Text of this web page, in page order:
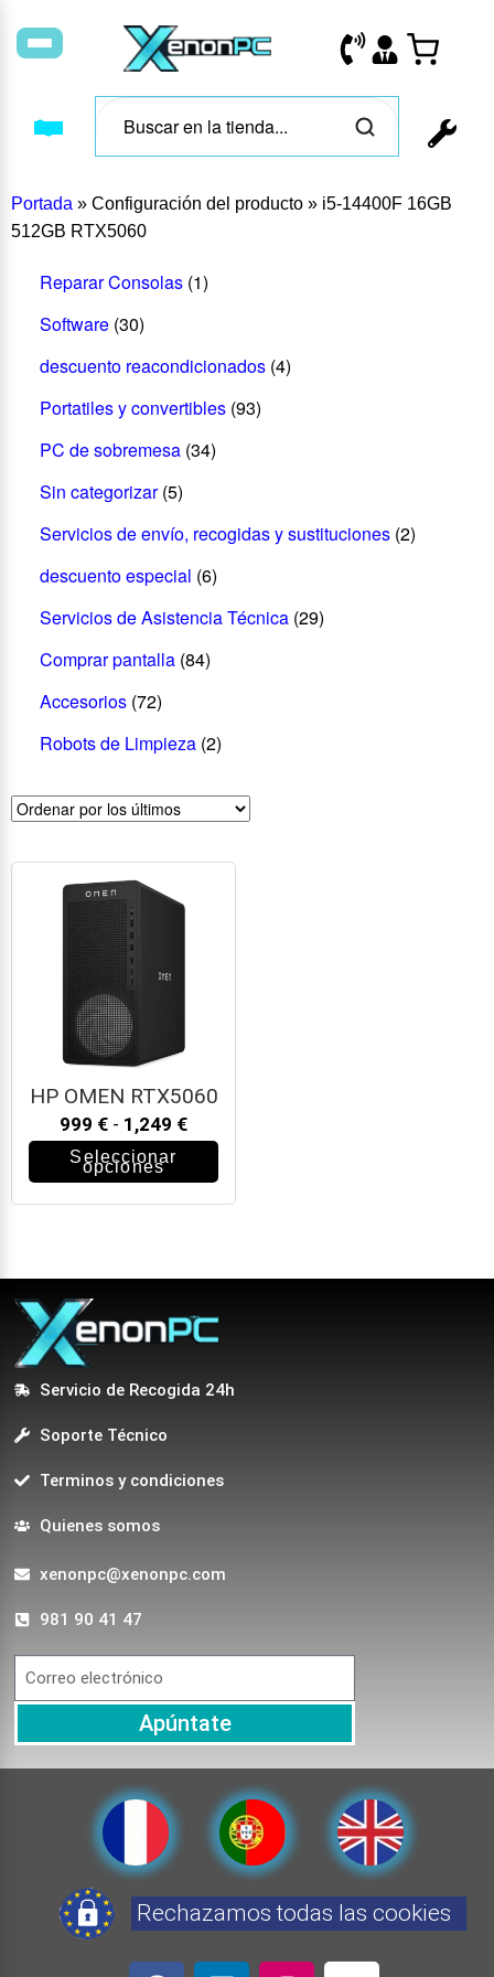
Portada » Configuración del producto » i5-14400F 16GB
512GB RTX5060
Reparar Consolas (1)
Software (30)
descuento reacondicionados (4)
Portatiles y convertibles (93)
PC de sobremesa (34)
Sin categorizar (5)
Servicios de envío, recogidas y sustituciones (2)
descuento especial (6)
Servicios de Asistencia Técnica (29)
Comprar pantalla (84)
Accesorios (72)
Robots de Limpieza (2)
HP OMEN RTX5060
999 € - 1,249 €
Seleccionar
opciones
Servicio de Recogida 24h
Soporte Técnico
Terminos y condiciones
Quienes somos
xenonpc@xenonpc.com
981 90 41 47
Apúntate
Rechazamos todas las cookies